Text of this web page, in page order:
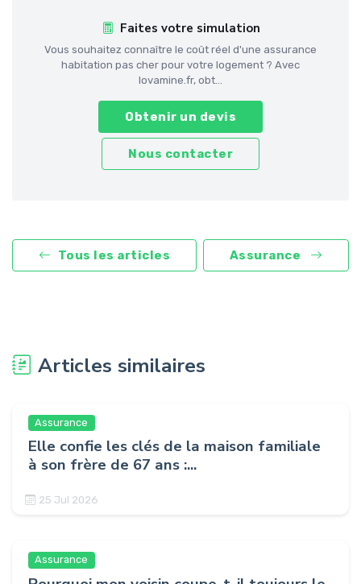
Faites votre simulation
Vous souhaitez connaître le coût réel d'une assurance
habitation pas cher pour votre logement ? Avec
lovamine.fr, obt...
Obtenir un devis
Nous contacter
Tous les articles Assurance
Articles similaires
Assurance
Elle confie les clés de la maison familiale
à son frère de 67 ans :...
25 Jul 2026
Assurance